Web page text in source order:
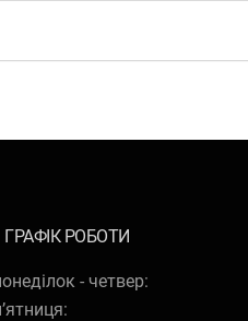
ГРАФІК РОБОТИ
- четвер: